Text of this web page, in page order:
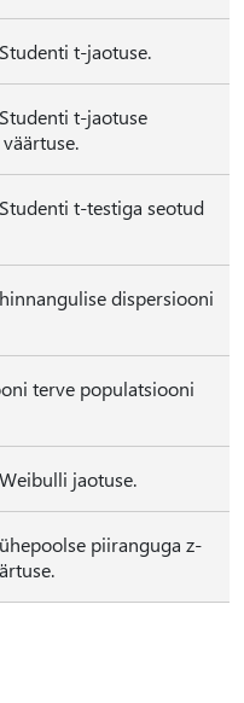
t-jaotuse.
t-jaotuse
t-testiga seotud
dispersiooni
terve populatsiooni
jaotuse.
piiranguga z-